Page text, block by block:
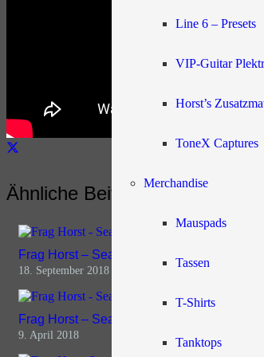
Line 6 – Presets
VIP-Guitar
Horst’s
ToneX Captures
Merchandise
Mauspads
Tassen
T-Shirts
Tanktops
Ähnliche Beiträge
Frag Horst – Season 2, Episode 23
18. September 2018
Frag Horst – Season 2, Episode 11
9. April 2018